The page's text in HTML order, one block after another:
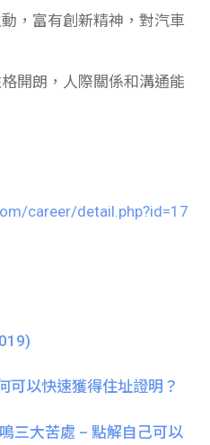
，富有創新精神，對汽車
開朗，人際關係和溝通能
career/detail.php?id=17
可以快速獲得住址證明？
三大苦處 – 點解自己可以